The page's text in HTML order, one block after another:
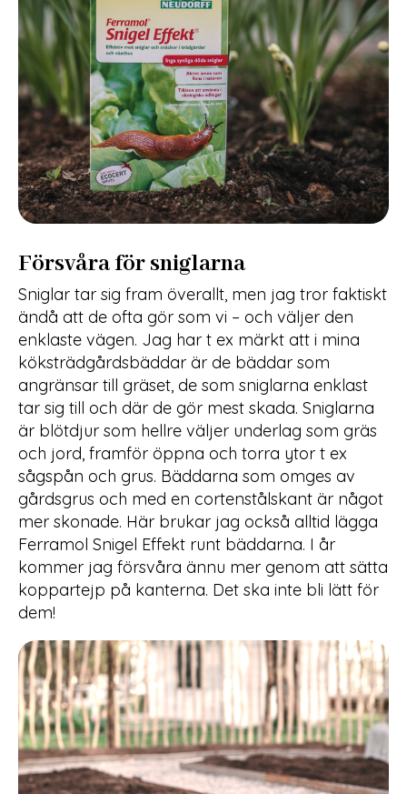
Försvåra för sniglarna
Sniglar tar sig fram överallt, men jag tror faktiskt
ändå att de ofta gör som vi – och väljer den
enklaste vägen. Jag har t ex märkt att i mina
köksträdgårdsbäddar är de bäddar som
angränsar till gräset, de som sniglarna enklast
tar sig till och där de gör mest skada. Sniglarna
är blötdjur som hellre väljer underlag som gräs
och jord, framför öppna och torra ytor t ex
sågspån och grus. Bäddarna som omges av
gårdsgrus och med en cortenstålskant är något
mer skonade. Här brukar jag också alltid lägga
Ferramol Snigel Effekt runt bäddarna. I år
kommer jag försvåra ännu mer genom att sätta
koppartejp på kanterna. Det ska inte bli lätt för
dem!